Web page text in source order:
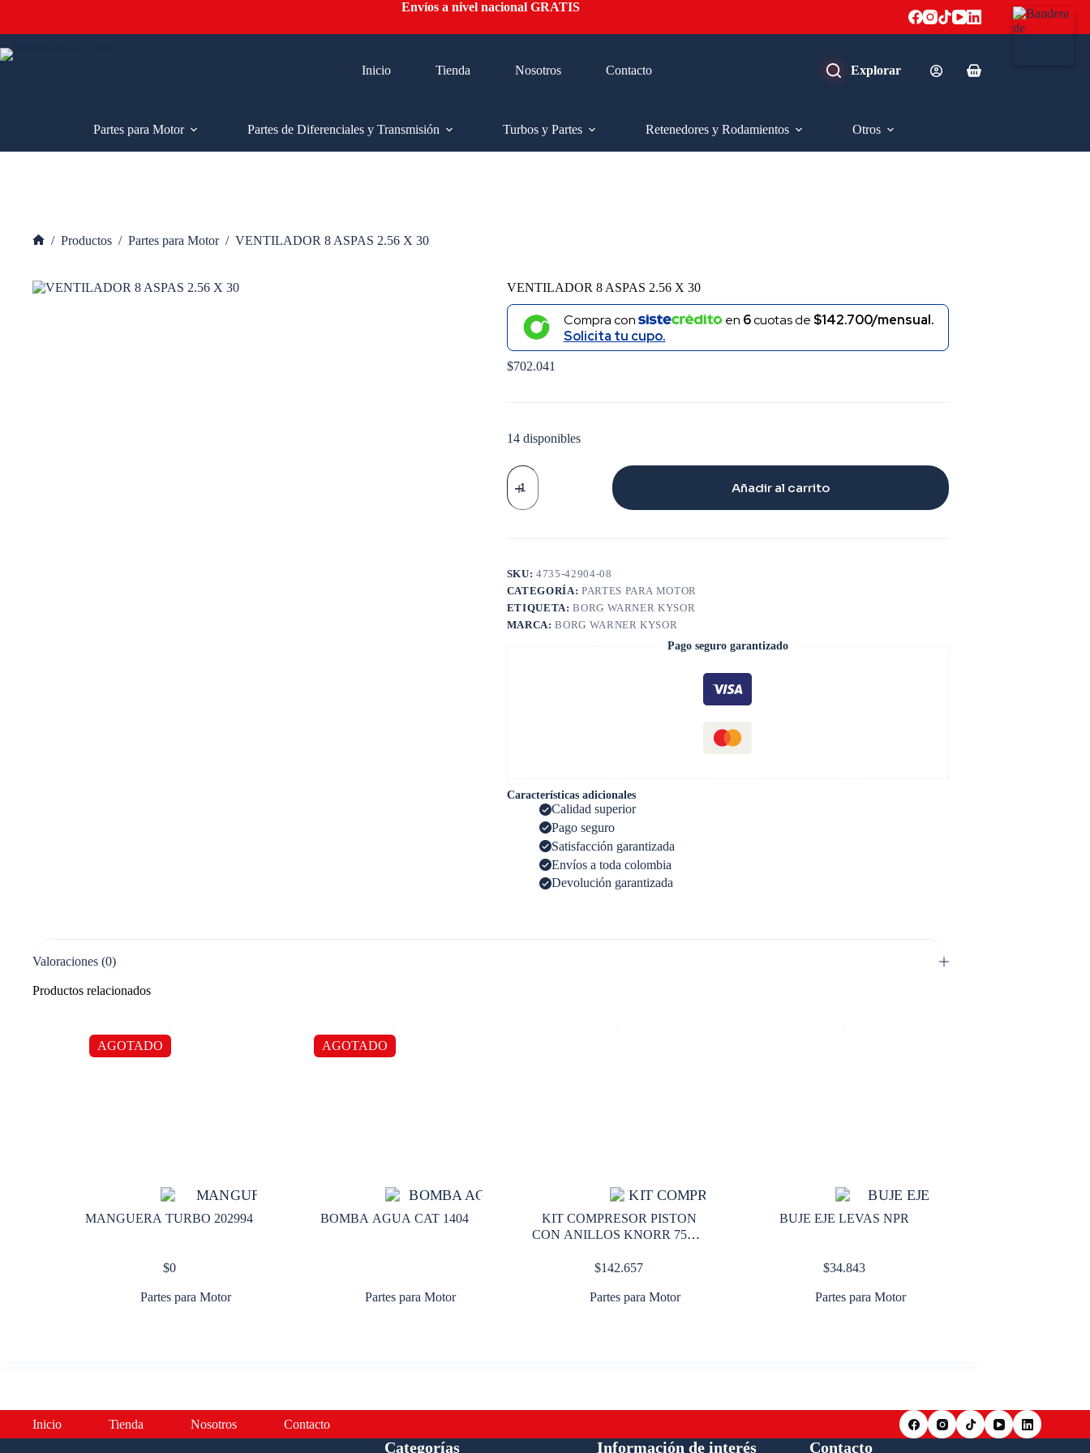
contenido
Envíos a nivel nacional GRATIS
Inicio Tienda Nosotros Contacto
Carro
Partes para Motor
Partes de Diferenciales y Transmisión Turbos y Partes Retenedores y Rodamientos Otros
/ Productos / Partes para Motor / VENTILADOR 8 ASPAS 2.56 X 30
VENTILADOR 8 ASPAS 2.56 X 30
Compra con en 6cuotas de $142.700/mensual.
Solicita tu cupo.
$702.041
14 disponibles
VENTILADOR
ASPAS
2.56
Añadir al carrito
SKU:4735-42904-08
CATEGORÍA: PARTES PARA MOTOR
ETIQUETA:BORG WARNER KYSOR
MARCA:BORG WARNER KYSOR
Pago seguro garantizado
Características adicionales
Calidad superior
Pago seguro
Satisfacción garantizada
Envíos a toda colombia
Devolución garantizada
Valoraciones (0)
Productos relacionados
AGOTADO
MANGUERA TURBO 202994
$0
Partes para Motor
AGOTADO
BOMBA AGUA CAT 1404
Partes para Motor
KIT COMPRESOR PISTON
CON ANILLOS KNORR 75mm
$142.657
Partes para Motor
BUJE EJE LEVAS NPR
$34.843
Partes para Motor
Inicio Tienda Nosotros Contacto
Categorías Información de interés Contacto